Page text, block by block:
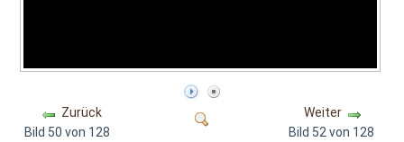
Zurück
Bild 50 von 128
Weiter
Bild 52 von 128